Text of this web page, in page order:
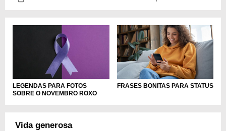
LEGENDAS PARA FOTOS
SOBRE O NOVEMBRO ROXO
FRASES BONITAS PARA STATUS
Vida generosa